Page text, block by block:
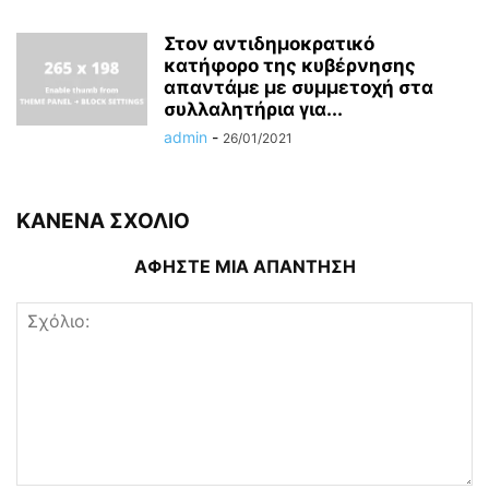
Στον αντιδημοκρατικό
κατήφορο της κυβέρνησης
απαντάμε με συμμετοχή στα
συλλαλητήρια για...
admin - 26/01/2021
ΚΑΝΕΝΑ ΣΧΟΛΙΟ
ΑΦΗΣΤΕ ΜΙΑ ΑΠΑΝΤΗΣΗ